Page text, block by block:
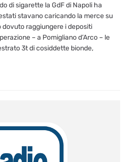
di sigarette la GdF di Napoli ha
stavano caricando la merce su
raggiungere i depositi
– a Pomigliano d’Arco – le
3t di cosiddette bionde,